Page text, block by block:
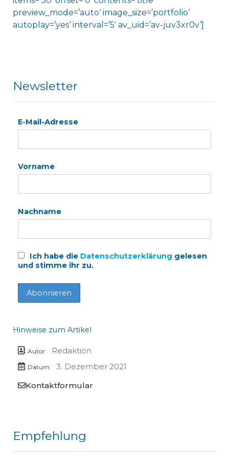
preview_mode=’auto‘ image_size=’portfolio‘
autoplay=’yes‘ interval=’5′ av_uid=’av-juv3xr0v‘]
Newsletter
E-Mail-Adresse
Vorname
Nachname
Ich habe die Datenschutzerklärung gelesen
und stimme ihr zu.
Hinweise zum Artikel
Autor: Redaktion
Datum:
3. Dezember 2021
Kontaktformular
Empfehlung